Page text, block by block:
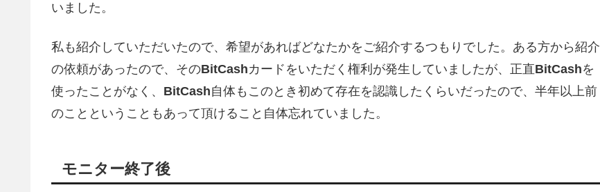
いました。
私も紹介していただいたので、希望があればどなたかをご紹介するつもりでした。ある方から紹介
の依頼があったので、そのBitCashカードをいただく権利が発生していましたが、正直BitCashを
使ったことがなく、 BitCash自体もこのとき初めて存在を認識したくらいだったので、半年以上前
のことということもあって頂けること自体忘れていました。
モニター終了後